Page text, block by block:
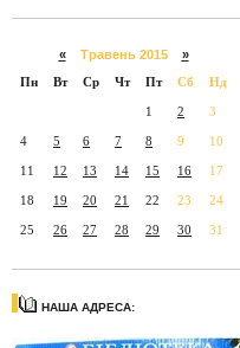
«Травень 2015 »
Пн
Вт Ср Чт Пт Сб Нд
1 2 3
4 5 6 7 8 9 10
11 12 13 14 15 16 17
18 19 20 21 22 23 24
25 26 27 28 29 30 31
НАША АДРЕСА: